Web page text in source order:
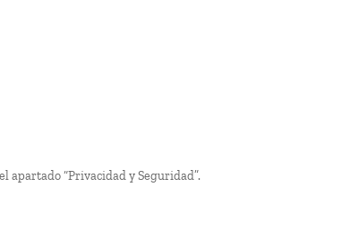
apartado “Privacidad y Seguridad”.